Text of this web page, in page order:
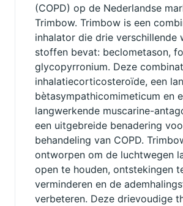
(COPD) op de Nederlandse
Trimbow. Trimbow is een
inhalator die drie verschillende
stoffen bevat: beclometason,
glycopyrronium. Deze
inhalatiecorticosteroïde, een
bètasympathicomimeticum en
langwerkende muscarine-
een uitgebreide benadering
behandeling van COPD.
ontworpen om de luchtwegen
open te houden, ontstekingen
verminderen en de
verbeteren. Deze drievoudige